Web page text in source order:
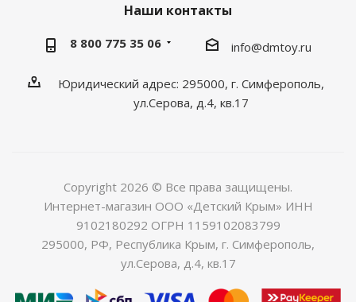
Наши контакты
8 800 775 35 06 info@dmtoy.ru
Юридический адрес: 295000, г. Симферополь,
ул.Серова, д.4, кв.17
Copyright 2026 © Все права защищены.
Интернет-магазин ООО «Детский Крым» ИНН
9102180292 ОГРН 1159102083799
295000, РФ, Республика Крым, г. Симферополь,
ул.Серова, д.4, кв.17